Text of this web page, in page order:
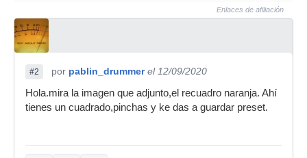
Enlaces de afiliación
#2 por pablin_drummer el 12/09/2020
Hola.mira la imagen que adjunto,el recuadro naranja. Ahí
tienes un cuadrado,pinchas y ke das a guardar preset.